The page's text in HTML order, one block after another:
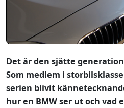
Det är den sjätte
Som medlem i
serien blivit
hur en BMW ser ut och vad